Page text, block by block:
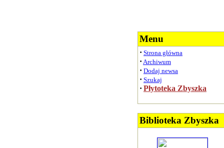
Menu
· Strona główna
· Archiwum
· Dodaj newsa
· Szukaj
· Płytoteka Zbyszka
Biblioteka Zbyszka